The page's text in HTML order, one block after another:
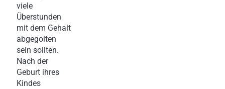
viele
Überstunden
mit dem Gehalt
abgegolten
sein sollten.
Nach der
Geburt ihres
Kindes